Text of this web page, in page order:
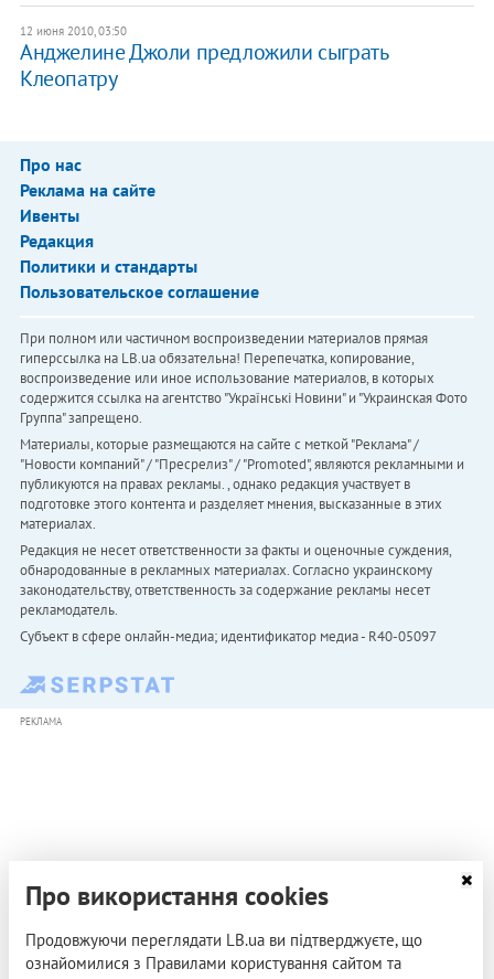
12 июня 2010, 03:50
Анджелине Джоли предложили сыграть
Клеопатру
Про нас
Реклама на сайте
Ивенты
Редакция
Политики и стандарты
Пользовательское соглашение
При полном или частичном воспроизведении материалов прямая
гиперссылка на LB.ua обязательна! Перепечатка, копирование,
воспроизведение или иное использование материалов, в которых
содержится ссылка на агентство "Українськi Новини" и "Украинская Фото
Группа" запрещено.
Материалы, которые размещаются на сайте с меткой "Реклама" /
"Новости компаний" / "Пресрелиз" / "Promoted", являются рекламными и
публикуются на правах рекламы. , однако редакция участвует в
подготовке этого контента и разделяет мнения, высказанные в этих
материалах.
Редакция не несет ответственности за факты и оценочные суждения,
обнародованные в рекламных материалах. Согласно украинскому
законодательству, ответственность за содержание рекламы несет
рекламодатель.
Субъект в сфере онлайн-медиа; идентификатор медиа - R40-05097
РЕКЛАМА
Про використання cookies
Продовжуючи переглядати LB.ua ви підтверджуєте, що
ознайомилися з Правилами користування сайтом та